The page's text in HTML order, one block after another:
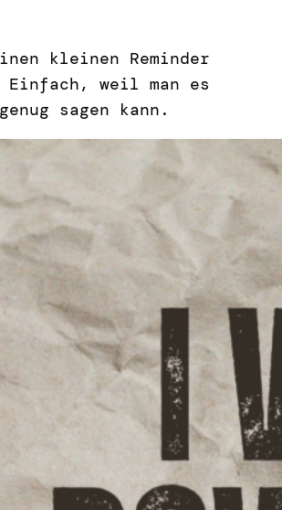
kleinen Reminder
weil man es
sagen kann.